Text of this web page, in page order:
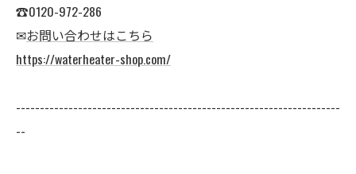
☎0120-972-286
✉お問い合わせはこちら
https://waterheater-shop.com/
--------------------------------------------------------------------
--